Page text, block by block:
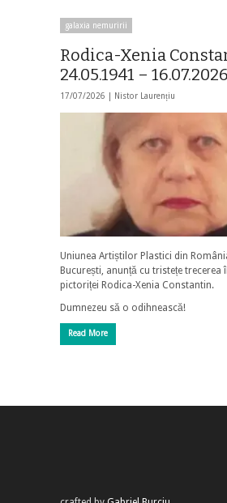
galaxia nemuririi
Rodica-Xenia
24.05.1941 – 16.07.2026
17/07/2026 | Nistor Laurențiu
Uniunea Artiștilor Plastici din
București, anunță cu tristețe trecerea
pictoriței Rodica-Xenia Constantin.
Dumnezeu să o odihnească!
Read More